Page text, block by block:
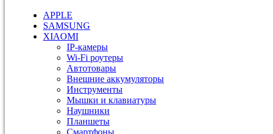
APPLE
SAMSUNG
XIAOMI
IP-камеры
Wi-Fi роутеры
Автотовары
Внешние аккумуляторы
Инструменты
Мышки и клавиатуры
Наушники
Планшеты
Смартфоны